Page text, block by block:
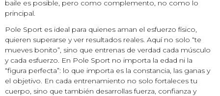
baile es posible, pero como complemento, no como lo
principal.
Pole Sport es ideal para quienes aman el esfuerzo físico,
quieren superarse y ver resultados reales. Aquí no solo “te
mueves bonito”, sino que entrenas de verdad cada músculo
y cada esfuerzo. En Pole Sport no importa la edad ni la
“figura perfecta”: lo que importa es la constancia, las ganas y
el objetivo. En cada entrenamiento no solo fortaleces tu
cuerpo, sino que también desarrollas fuerza, confianza y